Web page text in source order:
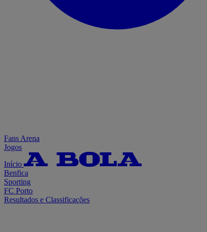
Fans Arena
Jogos
Início
Benfica
Sporting
FC Porto
Resultados e Classificações